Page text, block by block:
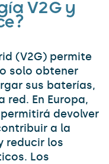
V2G y
(V2G) permite
solo obtener
sus baterías,
red. En Europa,
devolver
a la
reducir los
Los